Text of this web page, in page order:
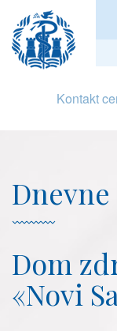
Kontakt
Dom
«Novi